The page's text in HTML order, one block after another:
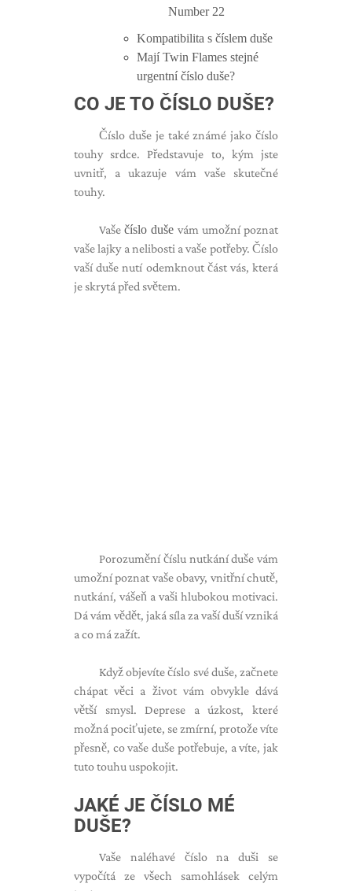
Number 22
Kompatibilita s číslem duše
Mají Twin Flames stejné
urgentní číslo duše?
CO JE TO ČÍSLO DUŠE?
Číslo duše je také známé jako číslo
touhy srdce. Představuje to, kým jste
uvnitř, a ukazuje vám vaše skutečné
touhy.
Vašečíslo duše vám umožní poznat
vaše lajky a nelibosti a vaše potřeby. Číslo
vaší duše nutí odemknout část vás, která
je skrytá před světem.
Porozumění číslu nutkání duše vám
umožní poznat vaše obavy, vnitřní chutě,
nutkání, vášeň a vaši hlubokou motivaci.
Dá vám vědět, jaká síla za vaší duší vzniká
a co má zažít.
Když objevíte číslo své duše, začnete
chápat věci a život vám obvykle dává
větší smysl. Deprese a úzkost, které
možná pociťujete, se zmírní, protože víte
přesně, co vaše duše potřebuje, a víte, jak
tuto touhu uspokojit.
JAKÉ JE ČÍSLO MÉ
DUŠE?
Vaše naléhavé číslo na duši se
vypočítá ze všech samohlásek celým